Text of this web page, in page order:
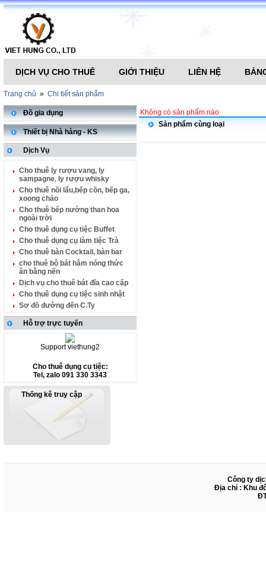
DỊCH VỤ CHO THUÊ GIỚI THIỆU LIÊN HỆ
Trang chủ » Chi tiết sản phẩm
Đồ gia dụng
Thiết bị Nhà hàng - KS
Dịch Vụ
Cho thuê ly rượu vang, ly
sampagne, ly rượu whisky
Cho thuê nồi lẩu,bếp cồn, bếp ga,
xoong chảo
Cho thuê bếp nướng than hoa
ngoài trời
Cho thuê dụng cụ tiệc Buffet
Cho thuê dụng cụ làm tiệc Trà
Cho thuê bàn Cocktail, bàn bar
cho thuê bộ bát hâm nóng thức
ăn bằng nến
Dịch vụ cho thuê bát đĩa cao cấp
Cho thuê dụng cụ tiệc sinh nhật
Sơ đồ đường đến C.Ty
Hỗ trợ trực tuyến
Support viethung2
Cho thuê dụng cụ tiệc:
Tel, zalo 091 330 3343
Thống kê truy cập
Không có sản phẩm nào
Sản phẩm cùng loại
Công ty
Địa chỉ : Khu